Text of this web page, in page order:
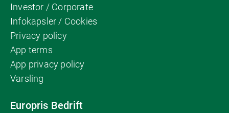
Investor / Corporate
Infokapsler / Cookies
Privacy policy
App terms
App privacy policy
Varsling
Europris Bedrift